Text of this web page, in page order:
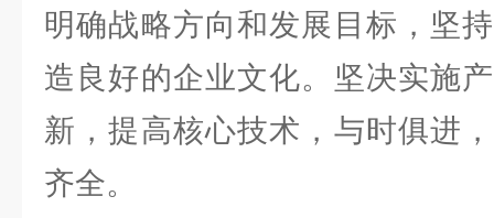
明确战略方向和发展目标，坚
造良好的企业文化。坚决实施
新，提高核心技术，与时俱进
齐全。